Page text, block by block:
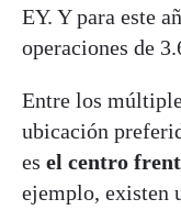
EY. Y para este
operaciones de
Entre los
ubicación
es el centro
ejemplo, existen